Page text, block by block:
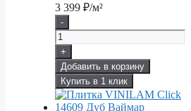
3 399 ₽/м²
-
+
Добавить в корзину
Купить в 1 клик